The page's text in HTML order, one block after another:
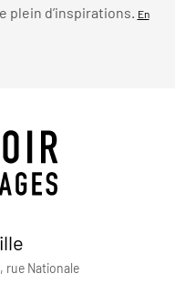
d’inspirations.
En
rue Nationale